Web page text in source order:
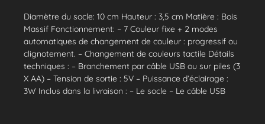
Diamètre du socle: 10 cm Hauteur : 3,5 cm Matière : Bois
Massif Fonctionnement: – 7 Couleur fixe + 2 modes
automatiques de changement de couleur : progressif ou
clignotement. – Changement de couleurs tactile Détails
techniques : – Branchement par câble USB ou sur piles (3
X AA) – Tension de sortie : 5V – Puissance d’éclairage :
3W Inclus dans la livraison : – Le socle – Le câble USB